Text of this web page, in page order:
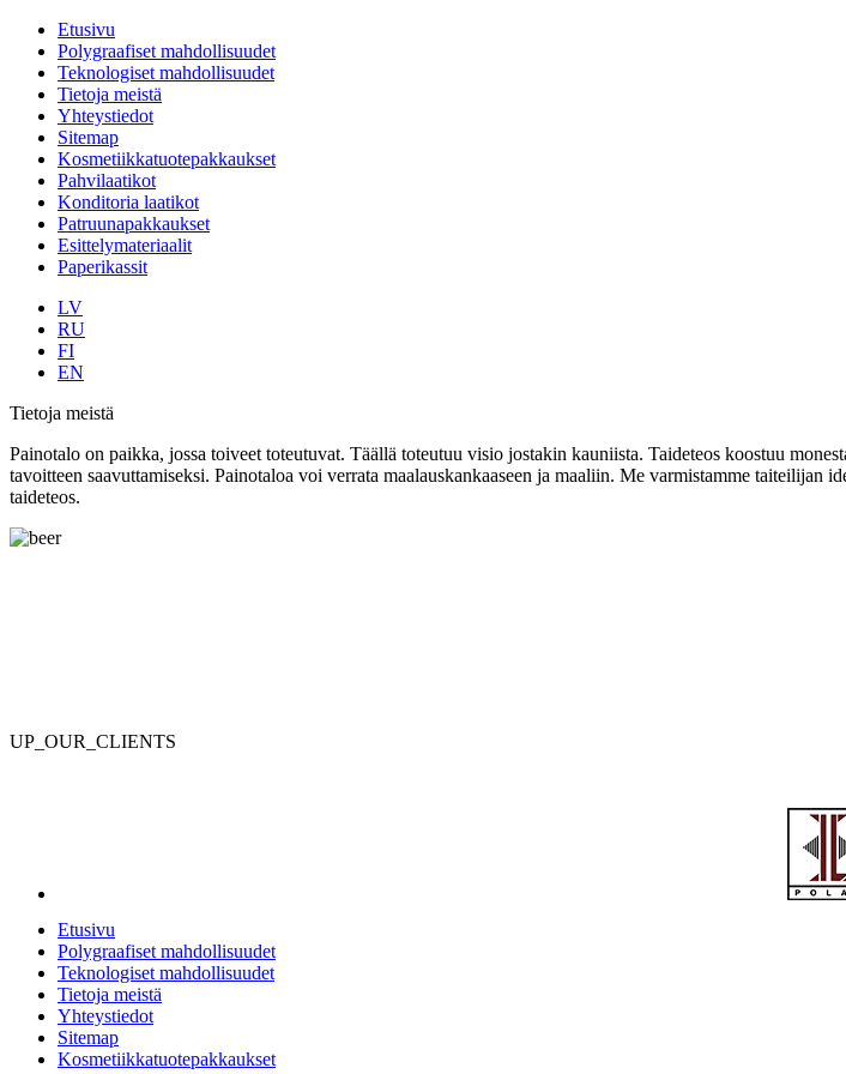
Etusivu
Polygraafiset mahdollisuudet
Teknologiset mahdollisuudet
Tietoja meistä
Yhteystiedot
Sitemap
Kosmetiikkatuotepakkaukset
Pahvilaatikot
Konditoria laatikot
Patruunapakkaukset
Esittelymateriaalit
Paperikassit
LV
RU
FI
EN
Tietoja meistä
Painotalo on paikka, jossa toiveet toteutuvat. Täällä toteutuu visio jostakin kauniista. Taideteos koostuu
tavoitteen saavuttamiseksi. Painotaloa voi verrata maalauskankaaseen ja maaliin. Me varmistamme
taideteos.
UP_OUR_CLIENTS
Etusivu
Polygraafiset mahdollisuudet
Teknologiset mahdollisuudet
Tietoja meistä
Yhteystiedot
Sitemap
Kosmetiikkatuotepakkaukset